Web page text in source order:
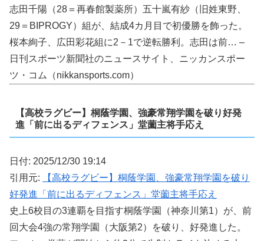
志田千陽（28＝再春館製薬所）五十嵐有紗（旧姓東野、
29＝BIPROGY）組が、結成4カ月目で初優勝を飾った。
桜本絢子、広田彩花組に2－1で逆転勝利。志田は前… –
日刊スポーツ新聞社のニュースサイト、ニッカンスポー
ツ・コム（nikkansports.com）
【高校ラグビー】桐蔭学園、強豪常翔学園を破り好発
進「前に出るディフェンス」堂薗主将手応え
日付: 2025/12/30 19:14
引用元:
【高校ラグビー】桐蔭学園、強豪常翔学園を破り
好発進「前に出るディフェンス」堂薗主将手応え
史上6校目の3連覇を目指す桐蔭学園（神奈川第1）が、前
回大会4強の常翔学園（大阪第2）を破り、好発進した。